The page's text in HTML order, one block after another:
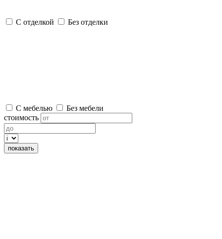
С отделкой Без отделки
С мебелью
Без мебели
стоимость
показать